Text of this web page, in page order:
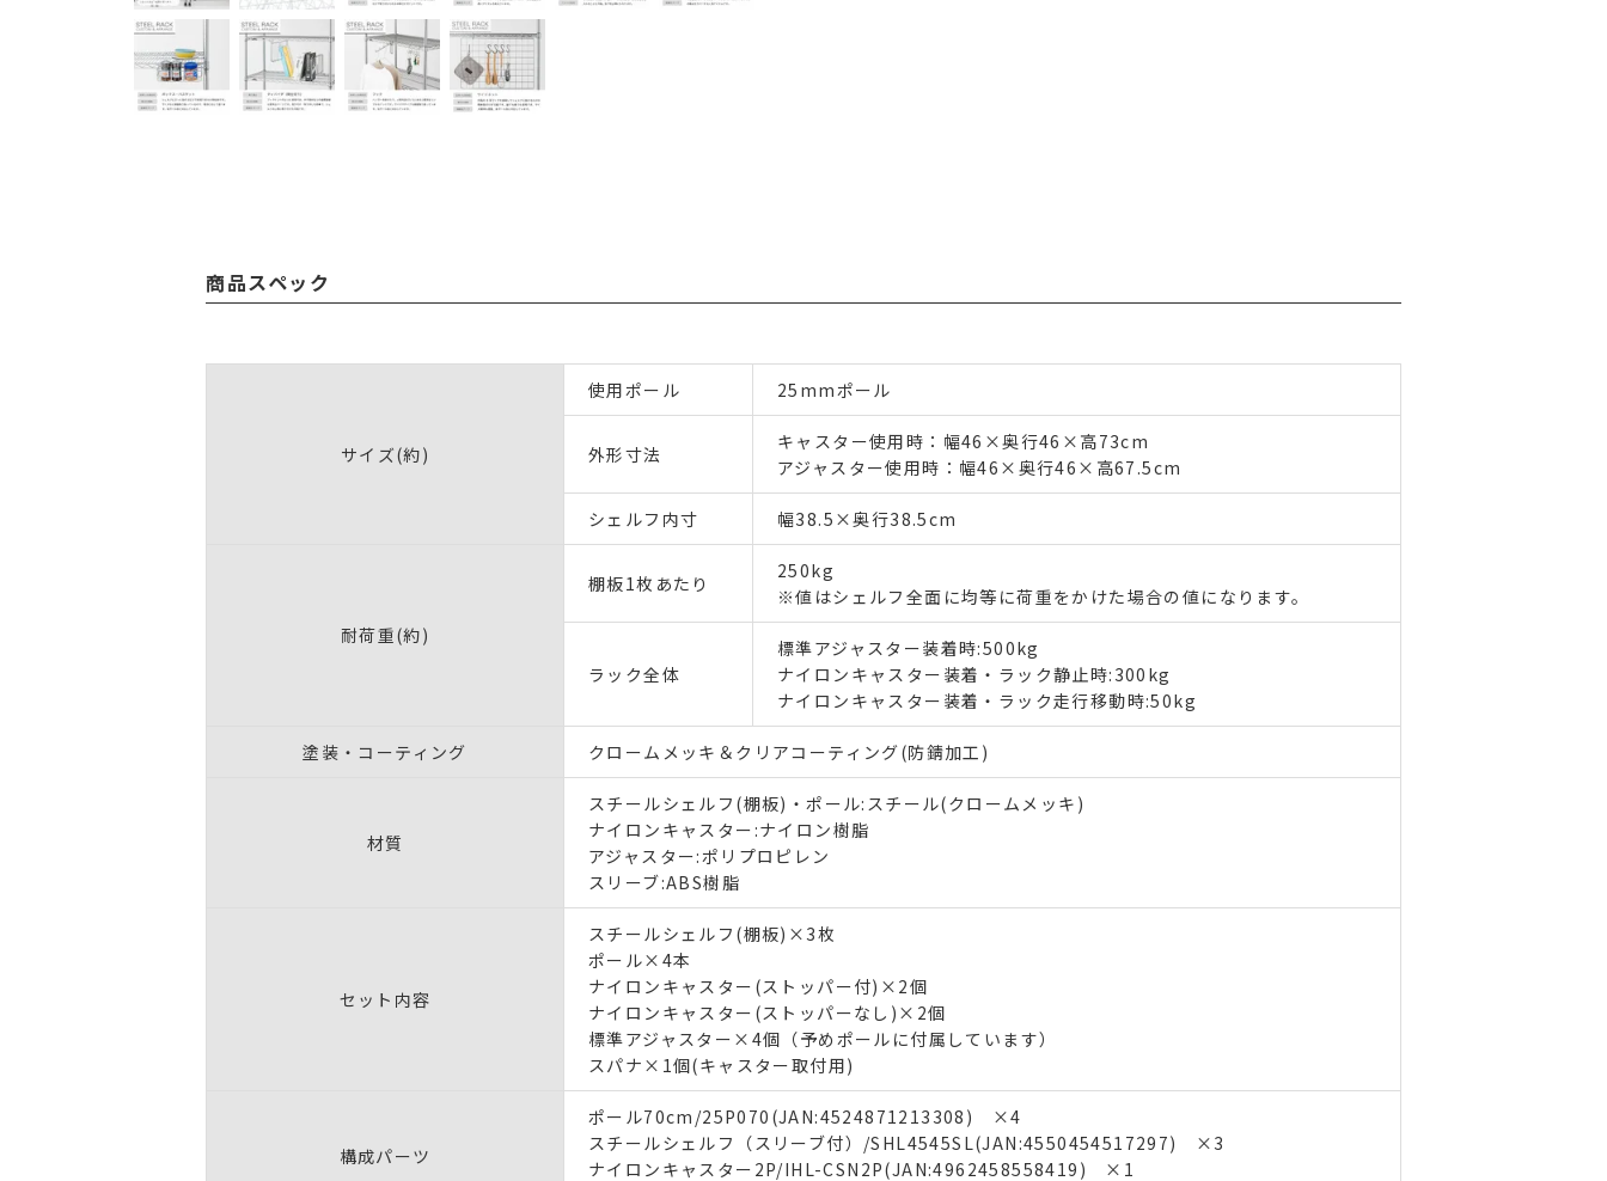
商品スペック
サイズ(約)
使用ポール 25mmポール
外形寸法
キャスター使用時：幅46×奥行46×高73cm
アジャスター使用時：幅46×奥行46×高67.5cm
シェルフ内寸 幅38.5×奥行38.5cm
耐荷重(約)
棚板1枚あたり
250kg
※値はシェルフ全面に均等に荷重をかけた場合の値になります。
ラック全体
標準アジャスター装着時:500kg
ナイロンキャスター装着・ラック静止時:300kg
ナイロンキャスター装着・ラック走行移動時:50kg
塗装・コーティング クロームメッキ＆クリアコーティング(防錆加工)
材質
スチールシェルフ(棚板)・ポール:スチール(クロームメッキ)
ナイロンキャスター:ナイロン樹脂
アジャスター:ポリプロピレン
スリーブ:ABS樹脂
セット内容
スチールシェルフ(棚板)×3枚
ポール×4本
ナイロンキャスター(ストッパー付)×2個
ナイロンキャスター(ストッパーなし)×2個
標準アジャスター×4個（予めポールに付属しています）
スパナ×1個(キャスター取付用)
構成パーツ
ポール70cm/25P070(JAN:4524871213308) ×4
スチールシェルフ（スリーブ付）/SHL4545SL(JAN:4550454517297) ×3
ナイロンキャスター2P/IHL-CSN2P(JAN:4962458558419) ×1